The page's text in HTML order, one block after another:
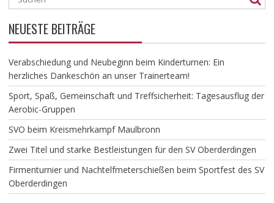
NEUESTE BEITRÄGE
Verabschiedung und Neubeginn beim Kinderturnen: Ein
herzliches Dankeschön an unser Trainerteam!
​Sport, Spaß, Gemeinschaft und Treffsicherheit: Tagesausflug der
Aerobic-Gruppen
SVO beim Kreismehrkampf Maulbronn
Zwei Titel und starke Bestleistungen für den SV Oberderdingen
Firmenturnier und Nachtelfmeterschießen beim Sportfest des SV
Oberderdingen